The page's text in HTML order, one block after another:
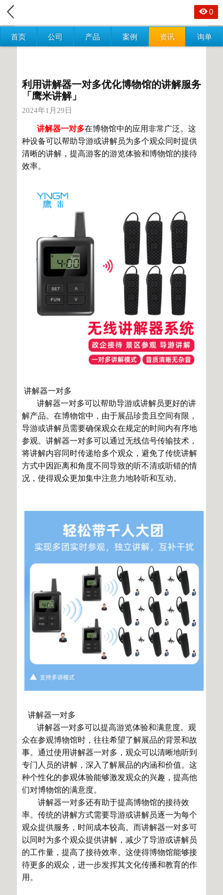
首页 公司 产品 案例 资讯 询单
0
利用讲解器一对多优化博物馆的讲解服务
「鹰米讲解」
2024年1月29日
讲解器一对多在博物馆中的应用非常广泛。这
种设备可以帮助导游或讲解员为多个观众同时提供
清晰的讲解，提高游客的游览体验和博物馆的接待
效率。
讲解器一对多
讲解器一对多可以帮助导游或讲解员更好的讲
解产品。在博物馆中，由于展品珍贵且空间有限，
导游或讲解员需要确保观众在规定的时间内有序地
参观。讲解器一对多可以通过无线信号传输技术，
将讲解内容同时传递给多个观众，避免了传统讲解
方式中因距离和角度不同导致的听不清或听错的情
况，使得观众更加集中注意力地聆听和互动。
讲解器一对多
讲解器一对多可以提高游览体验和满意度。观
众在参观博物馆时，往往希望了解展品的背景和故
事。通过使用讲解器一对多，观众可以清晰地听到
专门人员的讲解，深入了解展品的内涵和价值。这
种个性化的参观体验能够激发观众的兴趣，提高他
们对博物馆的满意度。
讲解器一对多还有助于提高博物馆的接待效
率。传统的讲解方式需要导游或讲解员逐一为每个
观众提供服务，时间成本较高。而讲解器一对多可
以同时为多个观众提供讲解，减少了导游或讲解员
的工作量，提高了接待效率。这使得博物馆能够接
待更多的观众，进一步发挥其文化传播和教育的作
用。